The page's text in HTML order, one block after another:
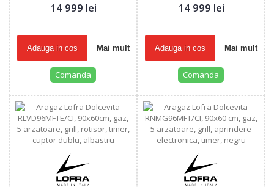
14 999 lei
Adauga in cos Mai mult
Comanda
14 999 lei
Adauga in cos Mai mult
Comanda